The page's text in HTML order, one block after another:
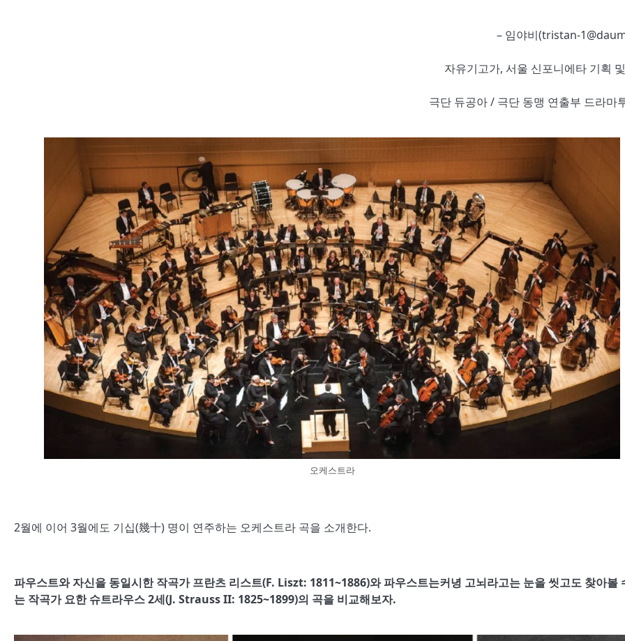
– 임야비(tristan-
자유기고가, 서울 신포니에타 기획
극단 듀공아 / 극단 동맹 연출부 드라마
오케스트라
2월에 이어 3월에도 기십(幾十) 명이 연주하는 오케스트라 곡을 소개한다.
파우스트와 자신을 동일시한 작곡가 프란츠 리스트(F. Liszt: 1811~1886)와 파우스트는커녕 고뇌라고는 눈을 씻고도 찾아볼
는 작곡가 요한 슈트라우스 2세(J. Strauss II: 1825~1899)의 곡을 비교해보자.